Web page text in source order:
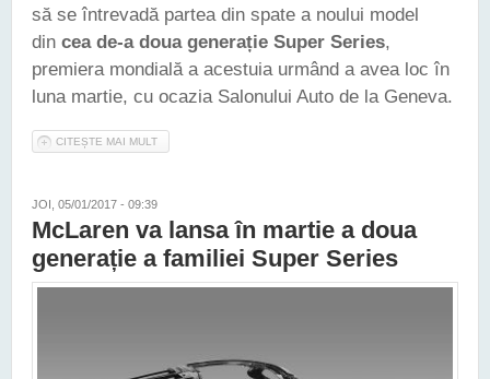
să se întrevadă partea din spate a noului model
din cea de-a doua generație Super Series,
premiera mondială a acestuia urmând a avea loc în
luna martie, cu ocazia Salonului Auto de la Geneva.
CITEȘTE MAI MULT
JOI, 05/01/2017 - 09:39
McLaren va lansa în martie a doua
generație a familiei Super Series